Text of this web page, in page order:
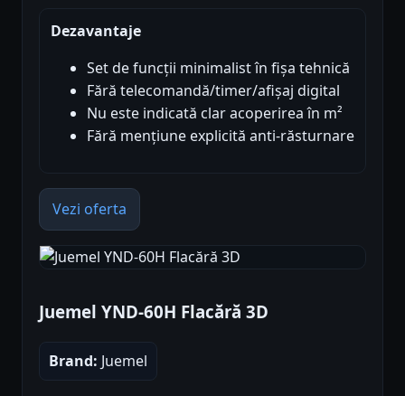
Dezavantaje
Set de funcții minimalist în fișa tehnică
Fără telecomandă/timer/afișaj digital
Nu este indicată clar acoperirea în m²
Fără mențiune explicită anti-răsturnare
Vezi oferta
Juemel YND-60H Flacără 3D
Brand: Juemel